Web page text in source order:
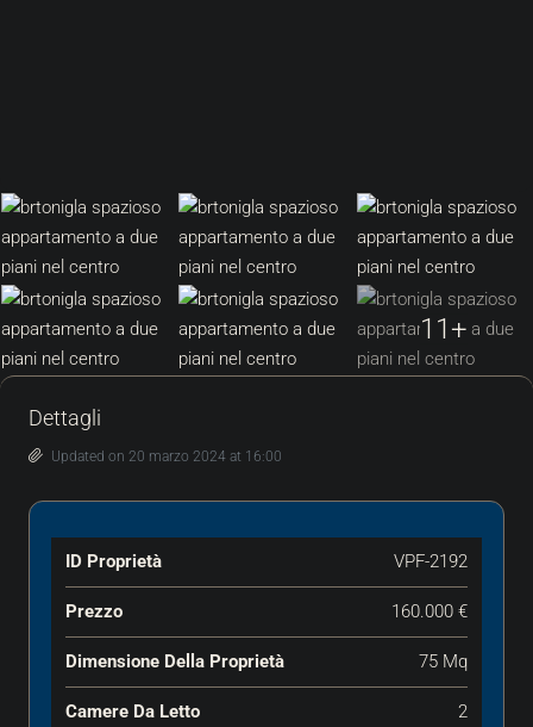
11+
Dettagli
Updated on 20 marzo 2024 at 16:00
ID Proprietà VPF-2192
Prezzo 160.000 €
Dimensione Della Proprietà 75 Mq
Camere Da Letto 2